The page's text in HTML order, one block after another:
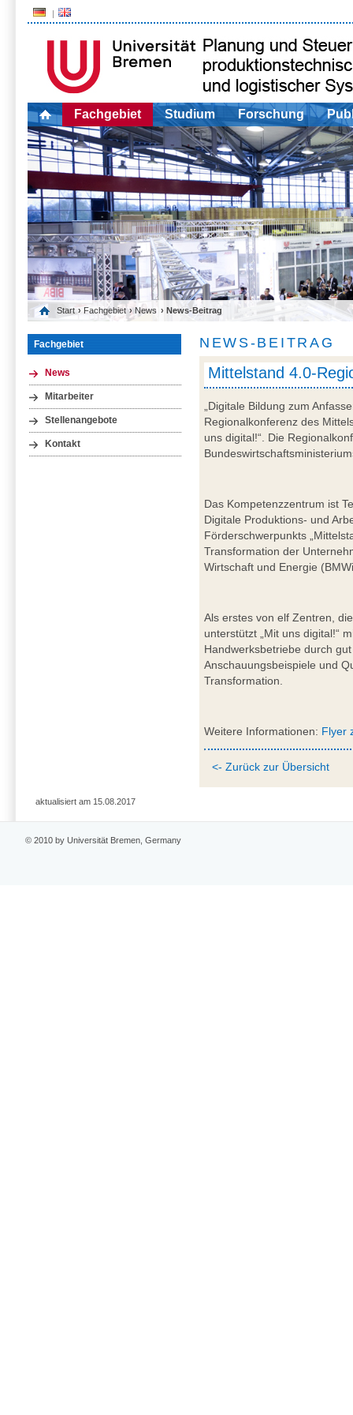
Fachgebiet Studium Forschung
Start › Fachgebiet › News › News-Beitrag
Fachgebiet
News
Mitarbeiter
Stellenangebote
Kontakt
NEWS-BEITRAG
Mittelstand 4.0-
„Digitale Bildung zum
Regionalkonferenz des
uns digital!“. Die
Das Kompetenzzentrum ist
Digitale Produktions- und
Förderschwerpunkts
Transformation der
Wirtschaft und Energie
Als erstes von elf Zentren,
unterstützt „Mit uns digital!“
Handwerksbetriebe durch
Anschauungsbeispiele und
Transformation.
Weitere Informationen: Flyer
<- Zurück zur Übersicht
aktualisiert am 15.08.2017
© 2010 by Universität Bremen, Germany